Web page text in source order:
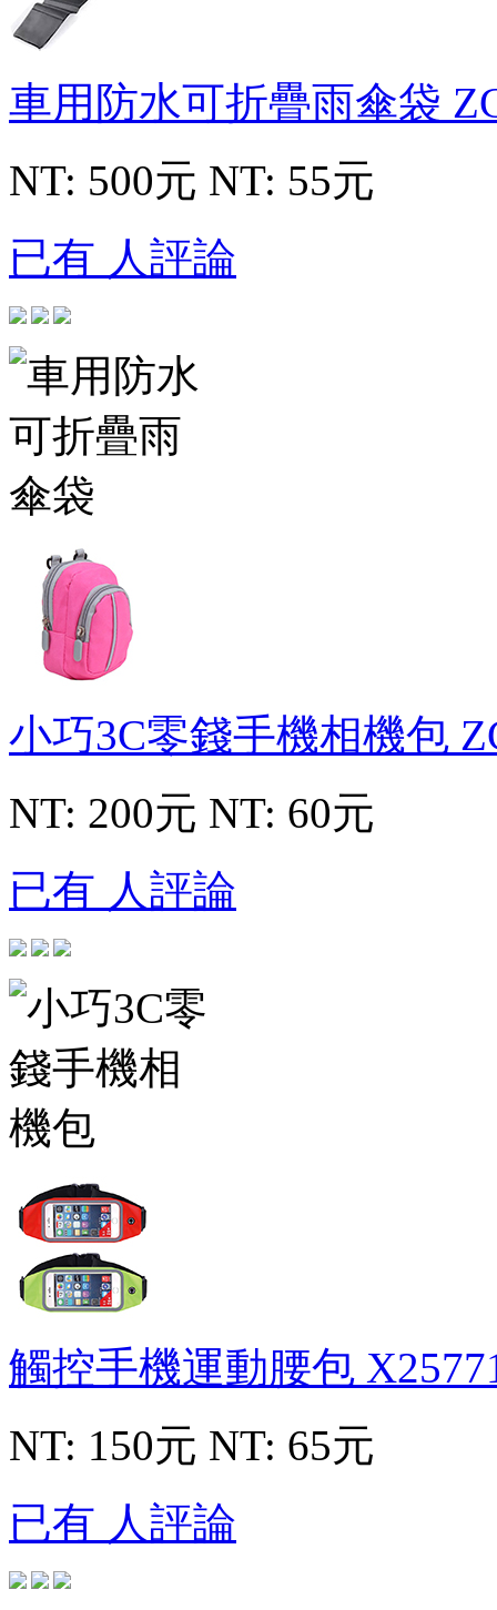
車用防水可折疊雨傘袋
NT: 500元 NT: 55元
已有 人評論
小巧3C零錢手機相機包
NT: 200元 NT: 60元
已有 人評論
觸控手機運動腰包
NT: 150元 NT: 65元
已有 人評論